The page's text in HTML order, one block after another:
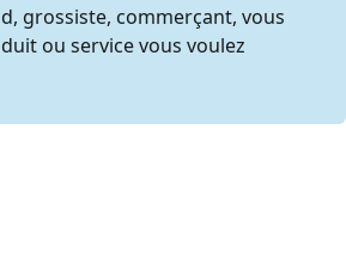
grossiste, commerçant, vous
ou service vous voulez